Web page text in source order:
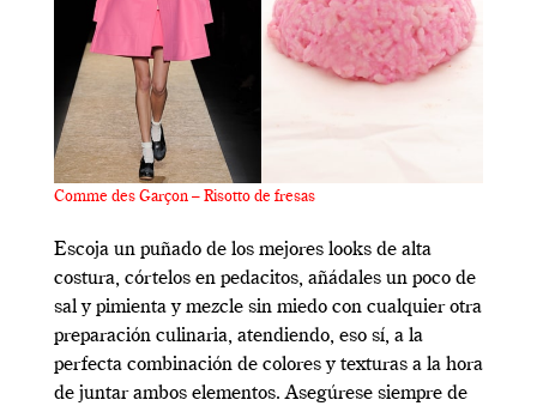
Comme des Garçon – Risotto de fresas
Escoja un puñado de los mejores looks de alta
costura, córtelos en pedacitos, añádales un poco de
sal y pimienta y mezcle sin miedo con cualquier otra
preparación culinaria, atendiendo, eso sí, a la
perfecta combinación de colores y texturas a la hora
de juntar ambos elementos. Asegúrese siempre de